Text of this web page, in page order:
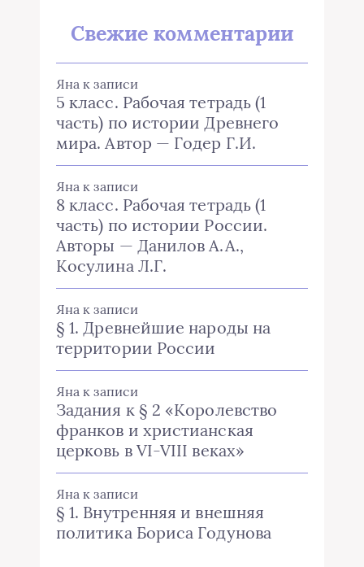
Свежие комментарии
Яна к записи
5 класс. Рабочая тетрадь (1
часть) по истории Древнего
мира. Автор — Годер Г.И.
Яна к записи
8 класс. Рабочая тетрадь (1
часть) по истории России.
Авторы — Данилов А.А.,
Косулина Л.Г.
Яна к записи
§ 1. Древнейшие народы на
территории России
Яна к записи
Задания к § 2 «Королевство
франков и христианская
церковь в VI-VIII веках»
Яна к записи
§ 1. Внутренняя и внешняя
политика Бориса Годунова